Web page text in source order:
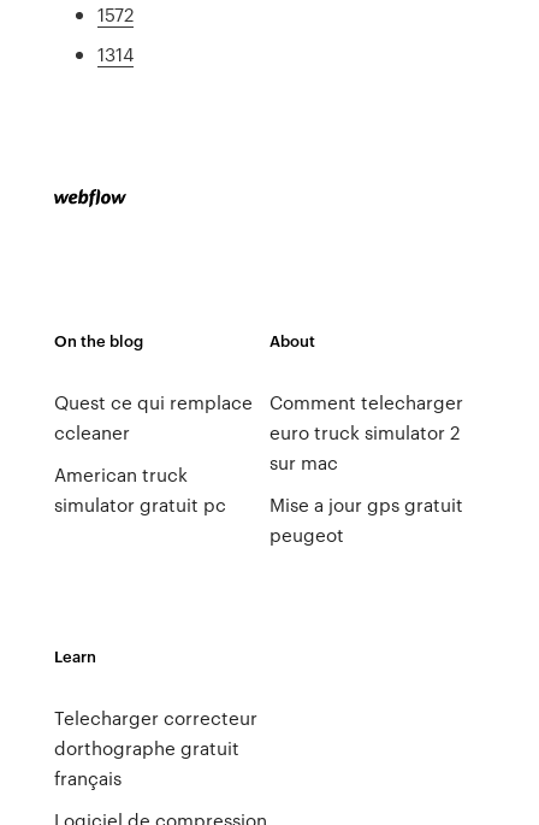
1572
1314
On the blog
Quest ce qui remplace
ccleaner
American truck
simulator gratuit pc
About
Comment telecharger
euro truck simulator 2
sur mac
Mise a jour gps gratuit
peugeot
Learn
Telecharger correcteur
dorthographe gratuit
français
Logiciel de compression